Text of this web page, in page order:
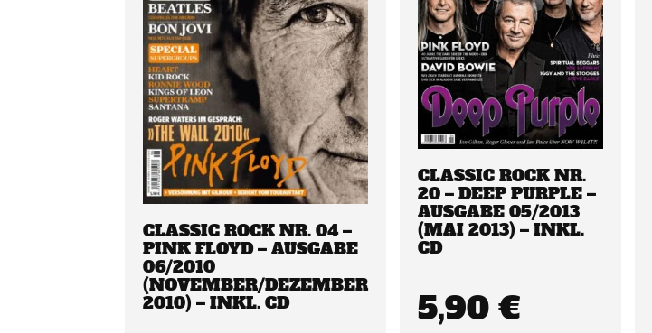
CLASSIC ROCK NR. 04 –
PINK FLOYD – AUSGABE
06/2010
(NOVEMBER/DEZEMBER
2010) – INKL. CD
CLASSIC ROCK NR.
20 – DEEP PURPLE –
AUSGABE 05/2013
(MAI 2013) – INKL.
CD
5,90 €